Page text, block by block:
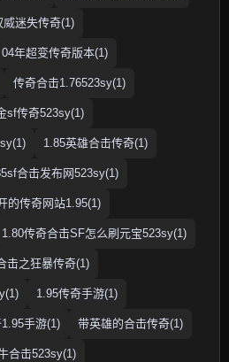
威迷失传奇(1)
04年超变传奇版本(1)
传奇合击1.76523sy(1)
sf传奇523sy(1)
1.85英雄合击传奇(1)
合击发布网523sy(1)
的传奇网站1.95(1)
1.80传奇合击SF怎么刷元宝523sy(1)
击之狂暴传奇(1)
1.95传奇手游(1)
手游(1) 带英雄的合击传奇(1)
合击523sy(1)